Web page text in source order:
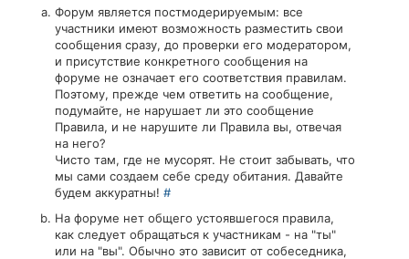
Форум является постмодерируемым: все
участники имеют возможность разместить свои
сообщения сразу, до проверки его модератором,
и присутствие конкретного сообщения на
форуме не означает его соответствия правилам.
Поэтому, прежде чем ответить на сообщение,
подумайте, не нарушает ли это сообщение
Правила, и не нарушите ли Правила вы, отвечая
на него?
Чисто там, где не мусорят. Не стоит забывать, что
мы сами создаем себе среду обитания. Давайте
будем аккуратны! #
На форуме нет общего устоявшегося правила,
как следует обращаться к участникам - на "ты"
или на "вы". Обычно это зависит от собеседника,